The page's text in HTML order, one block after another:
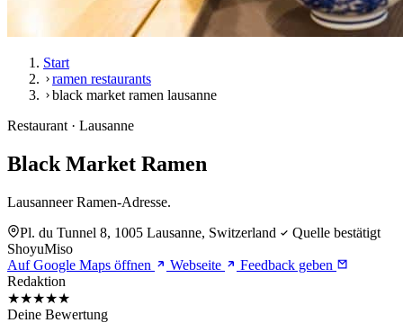
Start
ramen restaurants
black market ramen lausanne
Restaurant · Lausanne
Black Market Ramen
Lausanneer Ramen-Adresse.
Pl. du Tunnel 8, 1005 Lausanne, Switzerland
Quelle bestätigt
ShoyuMiso
Auf Google Maps öffnen
Webseite
Feedback geben
Redaktion
★★★★★
Deine Bewertung